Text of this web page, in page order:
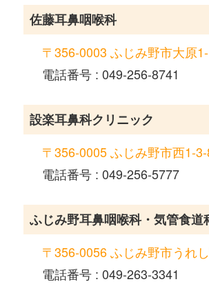
佐藤耳鼻咽喉科
〒356-0003 ふじみ野市大原
電話番号 : 049-256-8741
設楽耳鼻科クリニック
〒356-0005 ふじみ野市西1-
電話番号 : 049-256-5777
ふじみ野耳鼻咽喉科・気管食道
〒356-0056 ふじみ野市うれ
電話番号 : 049-263-3341